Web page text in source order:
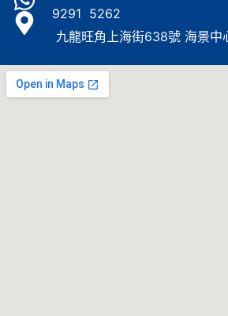
9291 5262
九龍旺角上海街638號 海景中